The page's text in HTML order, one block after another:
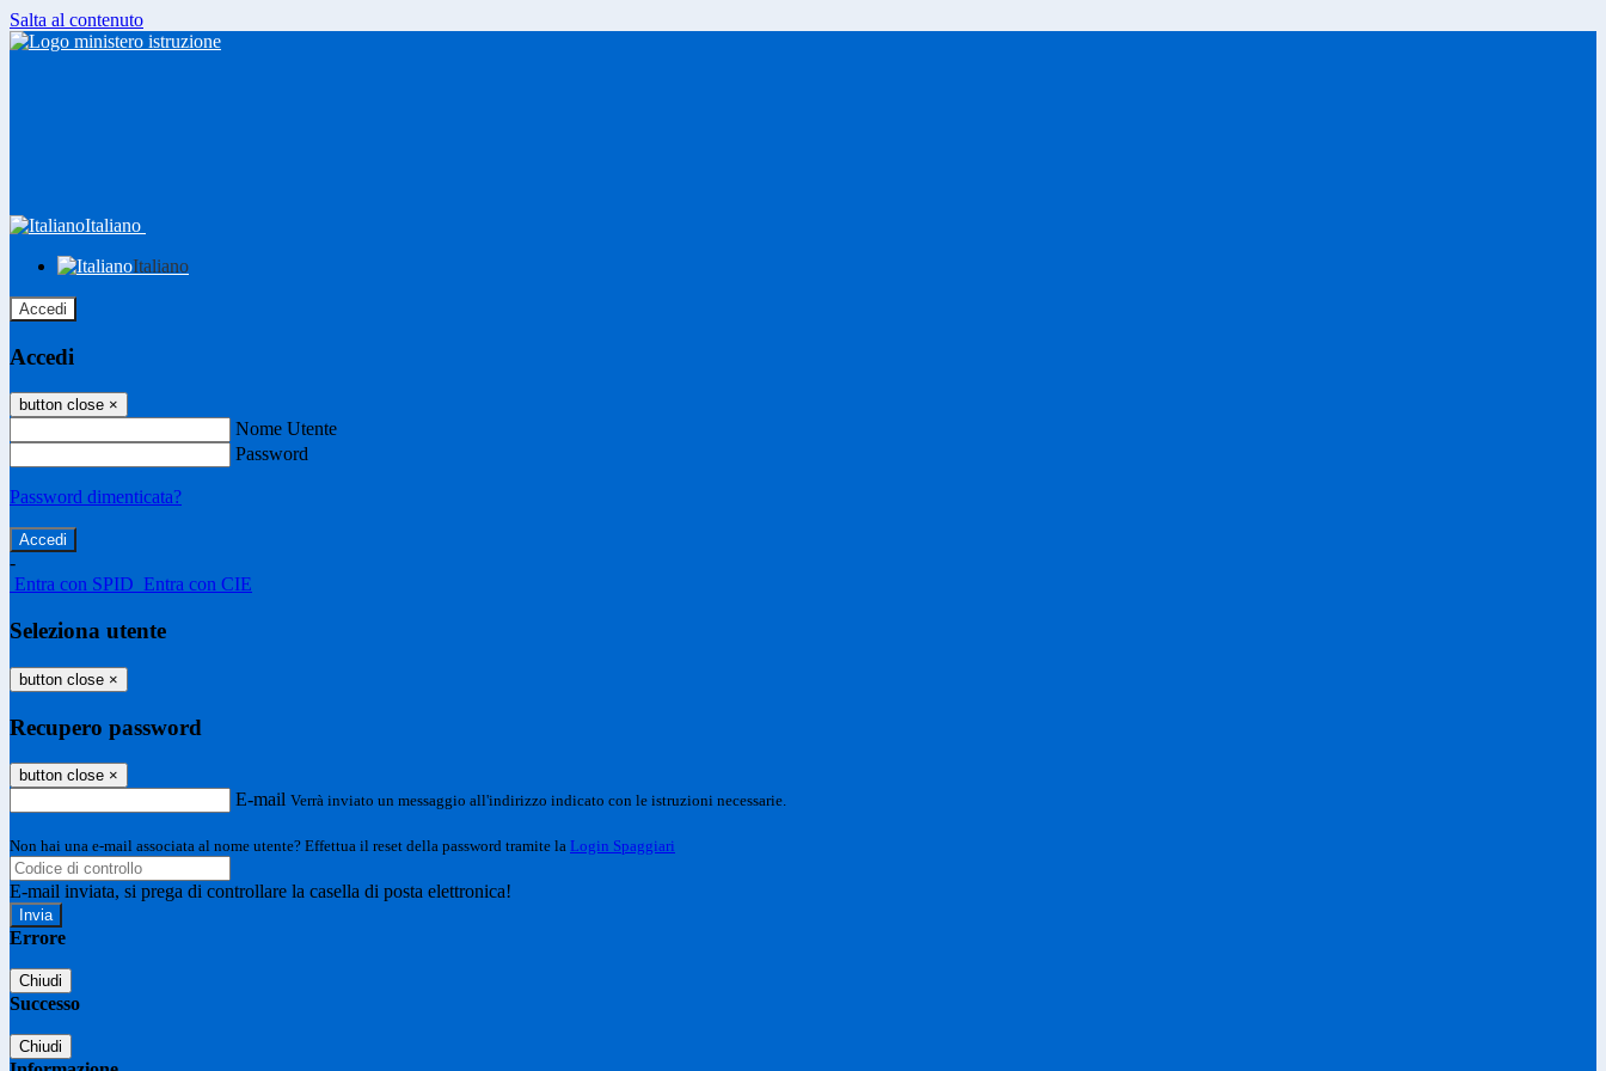
Salta al contenuto
Italiano
Italiano
Accedi
Accedi
button close ×
Nome Utente
Password
Password dimenticata?
-
Entra con SPID Entra con CIE
Seleziona utente
button close ×
Recupero password
button close ×
E-mail Verrà inviato un messaggio all'indirizzo indicato con le istruzioni necessarie.
Non hai una e-mail associata al nome utente? Effettua il reset della password tramite la Login Spaggiari
E-mail inviata, si prega di controllare la casella di posta elettronica!
Errore
Chiudi
Successo
Chiudi